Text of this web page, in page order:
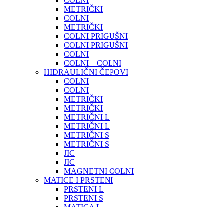
METRIČKI
COLNI
METRIČKI
COLNI PRIGUŠNI
COLNI PRIGUŠNI
COLNI
COLNI – COLNI
HIDRAULIČNI ČEPOVI
COLNI
COLNI
METRIČKI
METRIČKI
METRIČNI L
METRIČNI L
METRIČNI S
METRIČNI S
JIC
JIC
MAGNETNI COLNI
MATICE I PRSTENI
PRSTENI L
PRSTENI S